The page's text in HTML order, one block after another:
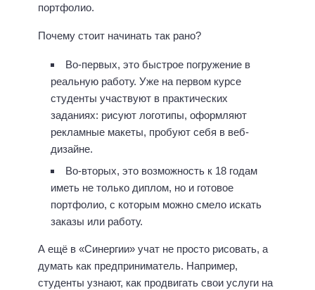
портфолио.
Почему стоит начинать так рано?
Во-первых, это быстрое погружение в
реальную работу. Уже на первом курсе
студенты участвуют в практических
заданиях: рисуют логотипы, оформляют
рекламные макеты, пробуют себя в веб-
дизайне.
Во-вторых, это возможность к 18 годам
иметь не только диплом, но и готовое
портфолио, с которым можно смело искать
заказы или работу.
А ещё в «Синергии» учат не просто рисовать, а
думать как предприниматель. Например,
студенты узнают, как продвигать свои услуги на